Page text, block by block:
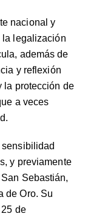
nacional y
la legalización
además de
y reflexión
la protección de
a veces
y previamente
Sebastián,
de Oro. Su
de